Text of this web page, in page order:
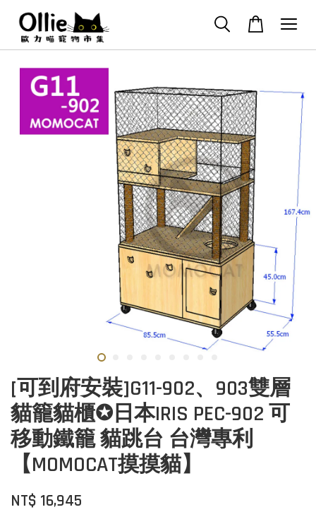
[可到府安裝]G11-902、903雙層
貓籠貓櫃✪日本IRIS PEC-902 可
移動鐵籠 貓跳台 台灣專利
【MOMOCAT摸摸貓】
NT$ 16,945